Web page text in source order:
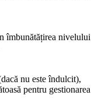
îmbunătățirea nivelului
nu este îndulcit),
pentru gestionarea